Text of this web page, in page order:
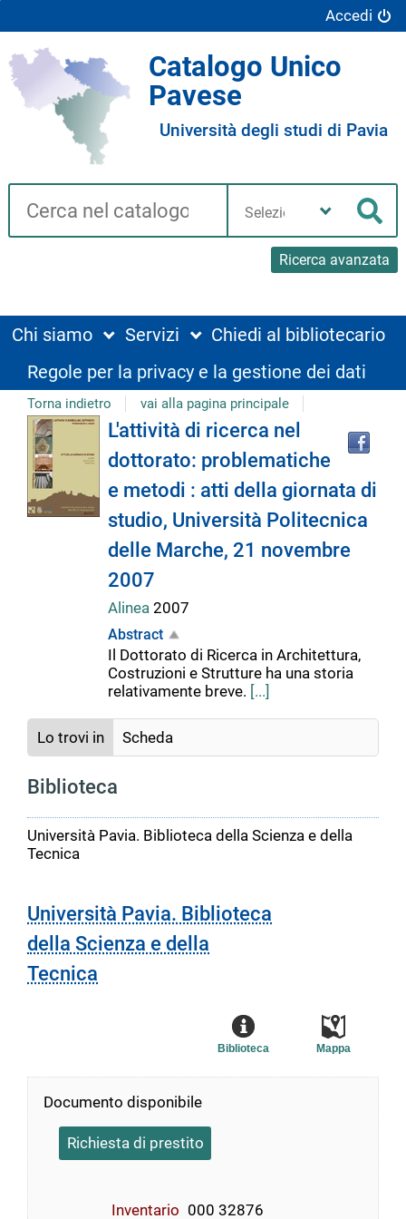
Accedi
Catalogo Unico
Pavese
Università degli studi di Pavia
Cerca su "Catalogo"
Ricerca avanzata
biblioteca
Chi siamo Servizi
Chiedi al bibliotecario
Regole per la privacy e la gestione dei dati
Torna indietro vai alla pagina principale
Dettaglio
del
documento
L'attività di ricerca nel
dottorato: problematiche
e metodi : atti della giornata di
studio, Università Politecnica
delle Marche, 21 novembre
2007
Alinea 2007
Abstract
Il Dottorato di Ricerca in Architettura,
Costruzioni e Strutture ha una storia
relativamente breve. [...]
Lo trovi in Scheda
Biblioteca
Università Pavia. Biblioteca della Scienza e della
Tecnica
Università Pavia. Biblioteca
della Scienza e della
Tecnica
Mappa
Biblioteca
Documento disponibile
Richiesta di prestito
Inventario 000 32876